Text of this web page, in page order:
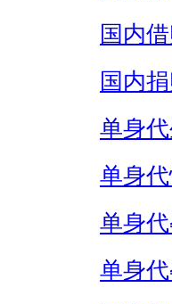
国内
国内
单身
单身
单身
单身